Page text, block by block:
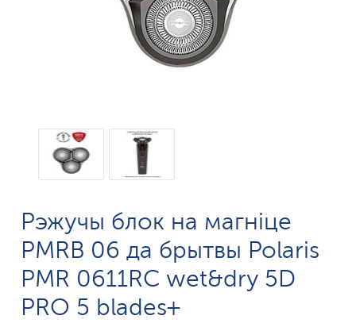
Рэжучы блок на магніце
PMRB 06 да брытвы Polaris
PMR 0611RC wet&dry 5D
PRO 5 blades+